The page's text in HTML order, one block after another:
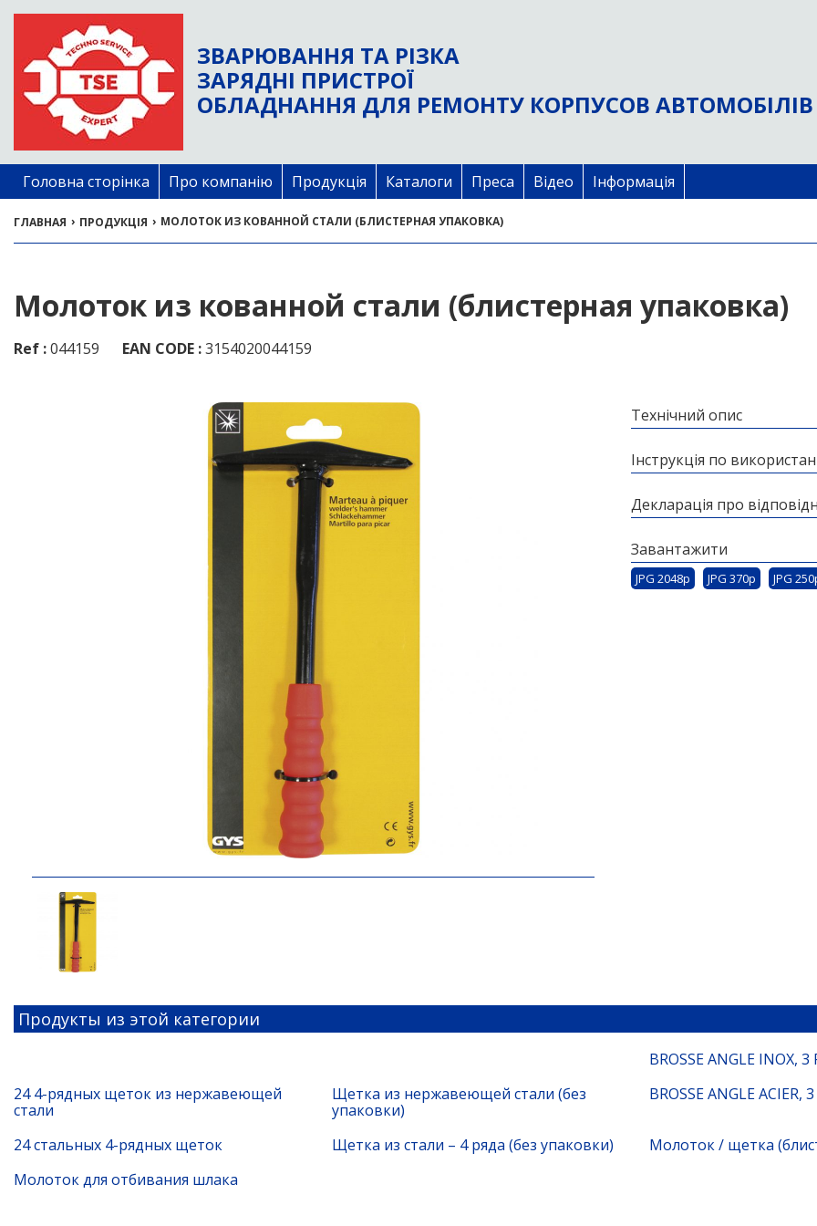
ЗВАРЮВАННЯ ТА РІЗКА
ЗАРЯДНІ ПРИСТРОЇ
ОБЛАДНАННЯ ДЛЯ РЕМОНТУ КОРПУСОВ АВТОМОБІЛІВ
Головна сторінка Про компанію Продукція Каталоги Преса Відео Інформація
ГЛАВНАЯ › ПРОДУКЦІЯ › МОЛОТОК ИЗ КОВАННОЙ СТАЛИ (БЛИСТЕРНАЯ УПАКОВКА)
Молоток из кованной стали (блистерная упаковка)
Ref :044159 EAN CODE :3154020044159
Технічний опис
Інструкція по
Декларація про
Завантажити
JPG 2048p JPG 370p JPG
Продукты из этой категории
BROSSE ANGLE INOX, 3
24 4-рядных щеток из нержавеющей
стали
Щетка из нержавеющей стали (без
упаковки)
BROSSE ANGLE ACIER,
24 стальных 4-рядных щеток Щетка из стали – 4 ряда (без упаковки)
Молоток / щетка
Молоток для отбивания шлака